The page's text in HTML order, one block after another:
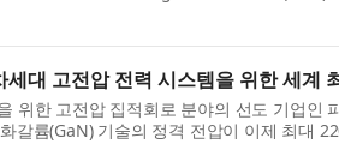
대 고전압 전력 시스템을 위한 세계
위한 고전압 집적회로 분야의 선도 기업
갈륨(GaN) 기술의 정격 전압이 이제 최대